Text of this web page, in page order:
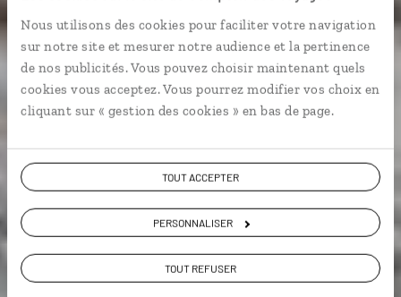
Nous utilisons des cookies pour faciliter votre navigation
sur notre site et mesurer notre audience et la pertinence
de nos publicités. Vous pouvez choisir maintenant quels
cookies vous acceptez. Vous pourrez modifier vos choix en
cliquant sur « gestion des cookies » en bas de page.
TOUT ACCEPTER
PERSONNALISER
TOUT REFUSER
Yucatán
Autotour des sites précolombiens du Chiapas à la
péninsule du Yucatán.
Voir les 109 avis sur les voyages au Mexique
VOIR LA GALERIE PHOTOS